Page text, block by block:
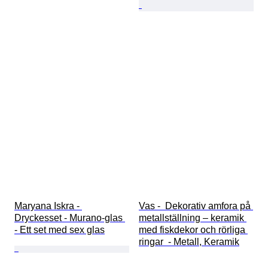
Maryana Iskra -
Dryckesset - Murano-glas
- Ett set med sex glas
Vas -  Dekorativ amfora på
metallställning – keramik
med fiskdekor och rörliga
ringar  - Metall, Keramik